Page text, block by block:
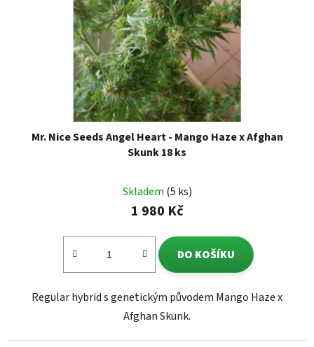
Mr. Nice Seeds Angel Heart - Mango Haze x Afghan
Skunk 18 ks
Skladem (5 ks)
1 980 Kč
DO KOŠÍKU
Regular hybrid s genetickým původem Mango Haze x
Afghan Skunk.